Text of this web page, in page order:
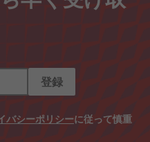
登録
バシーポリシーに従って慎重